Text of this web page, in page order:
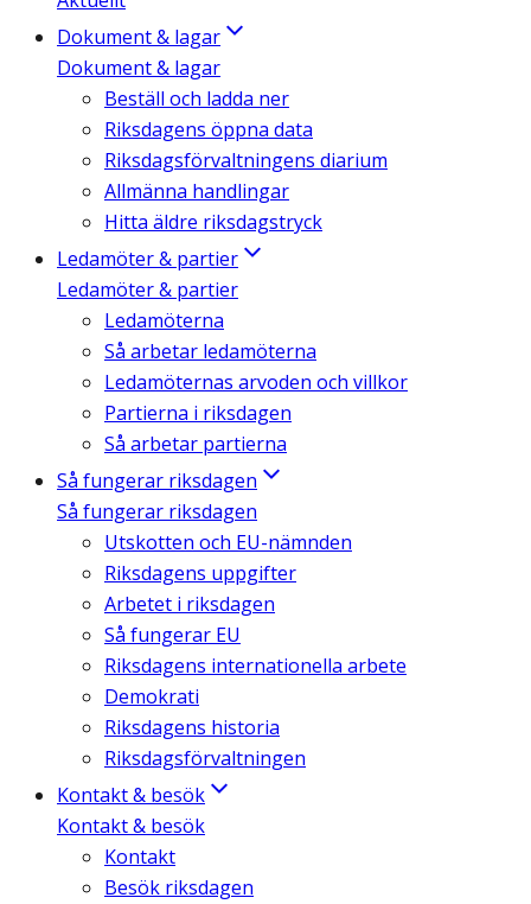
Dokument & lagar
Dokument & lagar
Beställ och ladda ner
Riksdagens öppna data
Riksdagsförvaltningens diarium
Allmänna handlingar
Hitta äldre riksdagstryck
Ledamöter & partier
Ledamöter & partier
Ledamöterna
Så arbetar ledamöterna
Ledamöternas arvoden och villkor
Partierna i riksdagen
Så arbetar partierna
Så fungerar riksdagen
Så fungerar riksdagen
Utskotten och EU-nämnden
Riksdagens uppgifter
Arbetet i riksdagen
Så fungerar EU
Riksdagens internationella arbete
Demokrati
Riksdagens historia
Riksdagsförvaltningen
Kontakt & besök
Kontakt & besök
Kontakt
Besök riksdagen